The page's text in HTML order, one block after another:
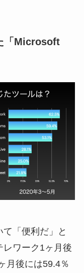
「Microsoft
「便利だ」と
レワーク1ヶ月後
月後には59.4％